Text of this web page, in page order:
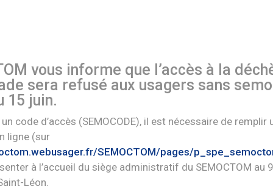
vous informe que l’accès à la
sera refusé aux usagers sans
15 juin.
code d’accès (SEMOCODE), il est nécessaire de remplir
ligne (sur
SEMOCTOM/pages/
à l’accueil du siège administratif du SEMOCTOM au
Léon.